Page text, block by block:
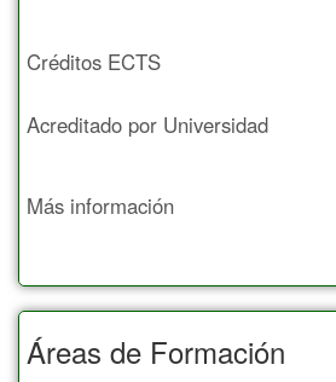
Créditos ECTS
Acreditado por Universidad
Más información
Áreas de Formación